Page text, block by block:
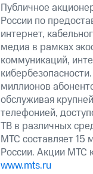
Публичное
России по
интернет,
медиа в рамках
коммуникаций,
миллионов
обслуживая
телефонией,
ТВ в различных
МТС составляет 15
России. Акции МТС
www.mts.ru